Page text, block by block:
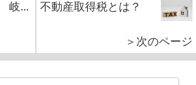
岐... 不動産取得税とは？
＞次のページ